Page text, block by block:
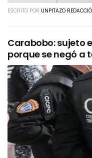
ESCRITO POR UNPITAZO
Carabobo: sujeto
porque se negó a